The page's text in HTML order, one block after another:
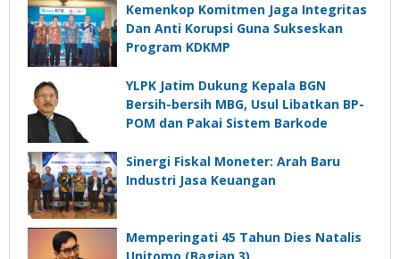
Kemenkop Komitmen Jaga Integritas
Dan Anti Korupsi Guna Sukseskan
Program KDKMP
YLPK Jatim Dukung Kepala BGN
Bersih-bersih MBG, Usul Libatkan BP-
POM dan Pakai Sistem Barkode
Sinergi Fiskal Moneter: Arah Baru
Industri Jasa Keuangan
Memperingati 45 Tahun Dies Natalis